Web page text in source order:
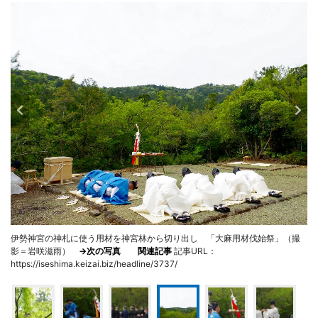
伊勢神宮の神札に使う用材を神宮林から切り出し 「大麻用材伐始祭」（撮
影＝岩咲滋雨） →次の写真 関連記事 記事URL：
https://iseshima.keizai.biz/headline/3737/